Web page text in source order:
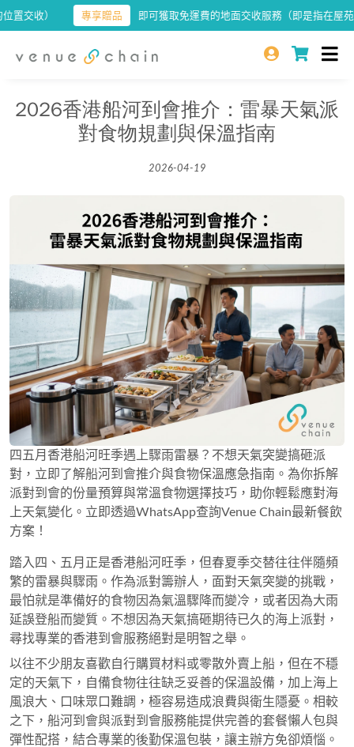
收） 專享贈品 即可獲取免運費的地面交收服務（即是指在屋苑或大
2026香港船河到會推介：雷暴天氣派
對食物規劃與保溫指南
2026-04-19
四五月香港船河旺季遇上驟雨雷暴？不想天氣突變搞砸派
對，立即了解船河到會推介與食物保溫應急指南。為你拆解
派對到會的份量預算與常溫食物選擇技巧，助你輕鬆應對海
上天氣變化。立即透過WhatsApp查詢Venue Chain最新餐飲
方案！
踏入四、五月正是香港船河旺季，但春夏季交替往往伴隨頻
繁的雷暴與驟雨。作為派對籌辦人，面對天氣突變的挑戰，
最怕就是準備好的食物因為氣溫驟降而變冷，或者因為大雨
延誤登船而變質。不想因為天氣搞砸期待已久的海上派對，
尋找專業的香港到會服務絕對是明智之舉。
以往不少朋友喜歡自行購買材料或零散外賣上船，但在不穩
定的天氣下，自備食物往往缺乏妥善的保溫設備，加上海上
風浪大、口味眾口難調，極容易造成浪費與衛生隱憂。相較
之下，船河到會與派對到會服務能提供完善的套餐懶人包與
彈性配搭，結合專業的後勤保溫包裝，讓主辦方免卻煩惱。